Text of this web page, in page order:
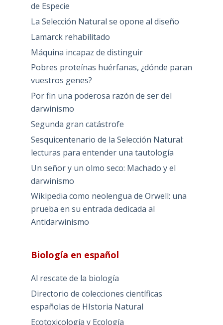
de Especie
La Selección Natural se opone al diseño
Lamarck rehabilitado
Máquina incapaz de distinguir
Pobres proteínas huérfanas, ¿dónde paran
vuestros genes?
Por fin una poderosa razón de ser del
darwinismo
Segunda gran catástrofe
Sesquicentenario de la Selección Natural:
lecturas para entender una tautología
Un señor y un olmo seco: Machado y el
darwinismo
Wikipedia como neolengua de Orwell: una
prueba en su entrada dedicada al
Antidarwinismo
Biología en español
Al rescate de la biología
Directorio de colecciones científicas
españolas de HIstoria Natural
Ecotoxicología y Ecología